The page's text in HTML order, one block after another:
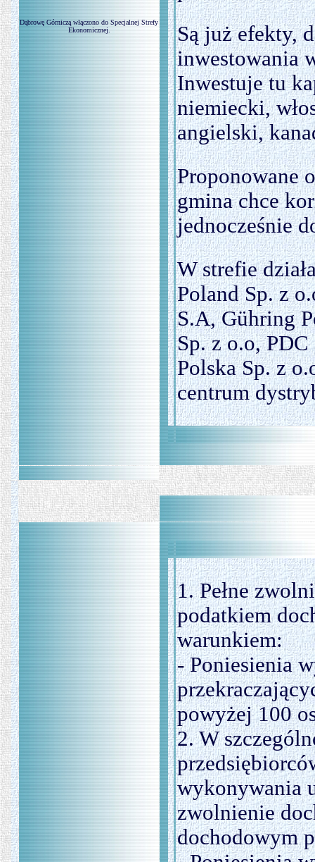
Dąbrowę Górniczą włączono do Specjalnej Strefy
Ekonomicznej.
Są już efekty,
inwestowania
Inwestuje tu
niemiecki,
angielski,
Proponowane
gmina chce
jednocześnie
W strefie
Poland Sp. z
S.A, Gühring
Sp. z o.o,
Polska Sp. z
centrum
1. Pełne
podatkiem
warunkiem:
- Poniesienia
powyżej 100
2. W
wykonywania
zwolnienie
dochodowym